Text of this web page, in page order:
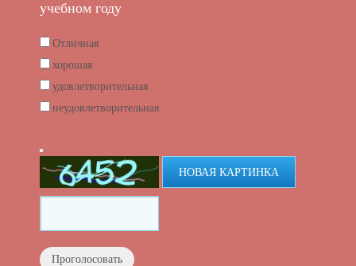
учебном году
Отличная
хорошая
удовлетворительная
неудовлетворительная
НОВАЯ КАРТИНКА